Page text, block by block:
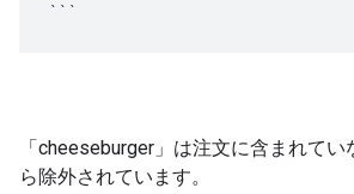
「cheeseburger」は注文に含まれて
ら除外されています。